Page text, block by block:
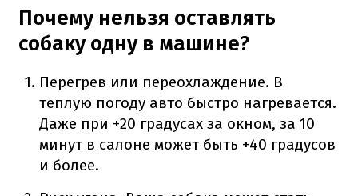
Почему нельзя оставлять
собаку одну в машине?
Перегрев или переохлаждение. В
теплую погоду авто быстро нагревается.
Даже при +20 градусах за окном, за 10
минут в салоне может быть +40 градусов
и более.